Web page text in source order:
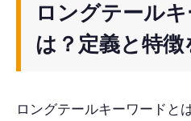
ロングテール
は？定義と特徴
ロングテールキーワードと